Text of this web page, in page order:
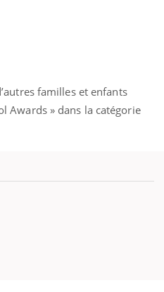
familles et enfants
Awards » dans la catégorie